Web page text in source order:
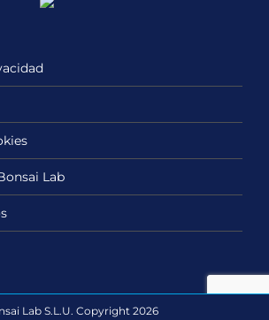
Lab
Lab S.L.U. Copyright 2026